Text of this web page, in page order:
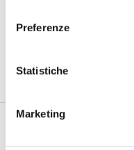
Preferenze
Statistiche
Marketing